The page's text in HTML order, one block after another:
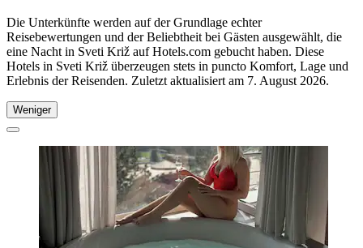
Die Unterkünfte werden auf der Grundlage echter
Reisebewertungen und der Beliebtheit bei Gästen ausgewählt, die
eine Nacht in Sveti Križ auf Hotels.com gebucht haben. Diese
Hotels in Sveti Križ überzeugen stets in puncto Komfort, Lage und
Erlebnis der Reisenden. Zuletzt aktualisiert am 7. August 2026.
Weniger